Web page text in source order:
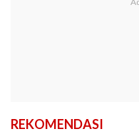
REKOMENDASI